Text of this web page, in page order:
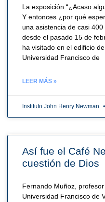
La exposición “¿Acaso
Y entonces ¿por qué
una asistencia de casi
desde el pasado 15 de
ha visitado en el edificio
Universidad Francisco de
LEER MÁS »
Instituto John Henry Newman
Así fue el Café
cuestión de Dios
Fernando Muñoz,
Universidad Francisco de